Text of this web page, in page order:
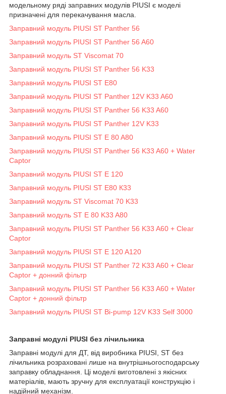
модельному ряді заправних модулів PIUSI є моделі
призначені для перекачування масла.
Заправний модуль PIUSI ST Panther 56
Заправний модуль PIUSI ST Panther 56 A60
Заправний модуль ST Viscomat 70
Заправний модуль PIUSI ST Panther 56 K33
Заправний модуль PIUSI ST E80
Заправний модуль PIUSI ST Panther 12V K33 A60
Заправний модуль PIUSI ST Panther 56 K33 A60
Заправний модуль PIUSI ST Panther 12V K33
Заправний модуль PIUSI ST E 80 A80
Заправний модуль PIUSI ST Panther 56 K33 A60 + Water
Captor
Заправний модуль PIUSI ST E 120
Заправний модуль PIUSI ST E80 К33
Заправний модуль ST Viscomat 70 K33
Заправний модуль ST E 80 K33 A80
Заправний модуль PIUSI ST Panther 56 K33 A60 + Clear
Captor
Заправний модуль PIUSI ST E 120 A120
Заправний модуль PIUSI ST Panther 72 K33 A60 + Clear
Captor + донний фільтр
Заправний модуль PIUSI ST Panther 56 K33 A60 + Water
Captor + донний фільтр
Заправний модуль PIUSI ST Bi-pump 12V K33 Self 3000
Заправні модулі PIUSI без лічильника
Заправні модулі для ДТ, від виробника PIUSI, ST без
лічильника розраховані лише на внутрішньогосподарську
заправку обладнання. Ці моделі виготовлені з якісних
матеріалів, мають зручну для експлуатації конструкцію і
надійний механізм.